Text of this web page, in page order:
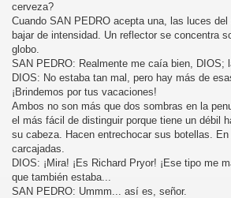
cerveza?
Cuando SAN PEDRO acepta una, las luces
bajar de intensidad. Un reflector se concentra
globo.
SAN PEDRO: Realmente me caía bien, DIOS;
DIOS: No estaba tan mal, pero hay más de
¡Brindemos por tus vacaciones!
Ambos no son más que dos sombras en la
el más fácil de distinguir porque tiene un débil
su cabeza. Hacen entrechocar sus botellas.
carcajadas.
DIOS: ¡Mira! ¡Es Richard Pryor! ¡Ese tipo me
que también estaba...
SAN PEDRO: Ummm... así es, señor.